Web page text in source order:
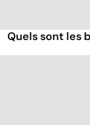
Quels sont les